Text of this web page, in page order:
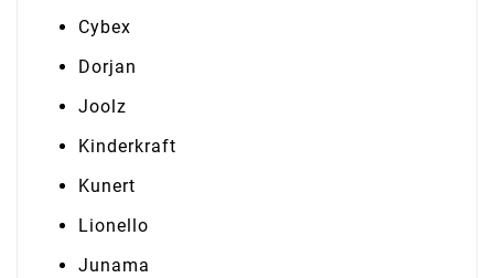
Cybex
Dorjan
Joolz
Kinderkraft
Kunert
Lionello
Junama